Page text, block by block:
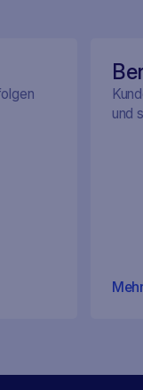
und